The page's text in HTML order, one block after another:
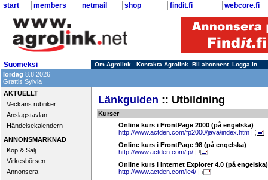
start members netmail shop findit.fi webcore.fi
Suomeksi Om Agrolink Kontakta Agrolink Bli abonnent Logga in
lördag 8.8.2026
Grattis Sylvia
AKTUELLT
Veckans rubriker
Anslagstavlan
Händelsekalendern
ANNONSMARKNAD
Köp & Sälj
Virkesbörsen
Annonsera
Länkguiden :: Utbildning
Kurser
Online kurs i FrontPage 2000 (på engelska)
http://www.actden.com/fp2000/java/index.htm |
Online kurs i FrontPage 98 (på engelska)
http://www.actden.com/fp/ |
Online kurs i Internet Explorer 4.0 (på engelska)
http://www.actden.com/ie4/ |